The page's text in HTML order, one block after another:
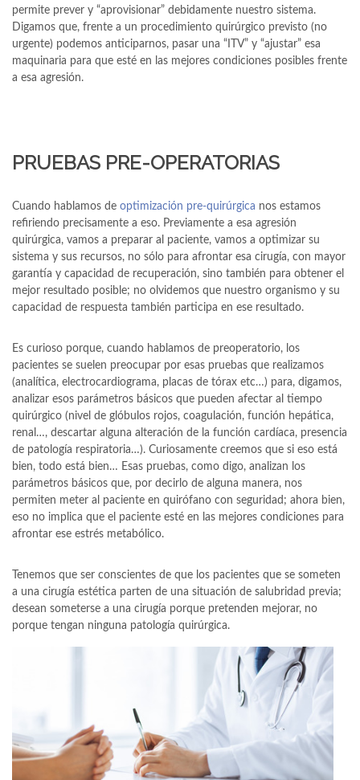
permite prever y “aprovisionar” debidamente nuestro sistema.
Digamos que, frente a un procedimiento quirúrgico previsto (no
urgente) podemos anticiparnos, pasar una “ITV” y “ajustar” esa
maquinaria para que esté en las mejores condiciones posibles frente
a esa agresión.
PRUEBAS PRE-OPERATORIAS
Cuando hablamos de optimización pre-quirúrgica nos estamos
refiriendo precisamente a eso. Previamente a esa agresión
quirúrgica, vamos a preparar al paciente, vamos a optimizar su
sistema y sus recursos, no sólo para afrontar esa cirugía, con mayor
garantía y capacidad de recuperación, sino también para obtener el
mejor resultado posible; no olvidemos que nuestro organismo y su
capacidad de respuesta también participa en ese resultado.
Es curioso porque, cuando hablamos de preoperatorio, los
pacientes se suelen preocupar por esas pruebas que realizamos
(analítica, electrocardiograma, placas de tórax etc…) para, digamos,
analizar esos parámetros básicos que pueden afectar al tiempo
quirúrgico (nivel de glóbulos rojos, coagulación, función hepática,
renal…, descartar alguna alteración de la función cardíaca, presencia
de patología respiratoria…). Curiosamente creemos que si eso está
bien, todo está bien… Esas pruebas, como digo, analizan los
parámetros básicos que, por decirlo de alguna manera, nos
permiten meter al paciente en quirófano con seguridad; ahora bien,
eso no implica que el paciente esté en las mejores condiciones para
afrontar ese estrés metabólico.
Tenemos que ser conscientes de que los pacientes que se someten
a una cirugía estética parten de una situación de salubridad previa;
desean someterse a una cirugía porque pretenden mejorar, no
porque tengan ninguna patología quirúrgica.